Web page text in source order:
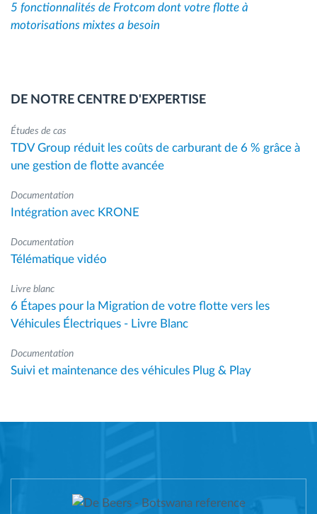
5 fonctionnalités de Frotcom dont votre flotte à
motorisations mixtes a besoin
DE NOTRE CENTRE D'EXPERTISE
Études de cas
TDV Group réduit les coûts de carburant de 6 % grâce à
une gestion de flotte avancée
Documentation
Intégration avec KRONE
Documentation
Télématique vidéo
Livre blanc
6 Étapes pour la Migration de votre flotte vers les
Véhicules Électriques - Livre Blanc
Documentation
Suivi et maintenance des véhicules Plug & Play